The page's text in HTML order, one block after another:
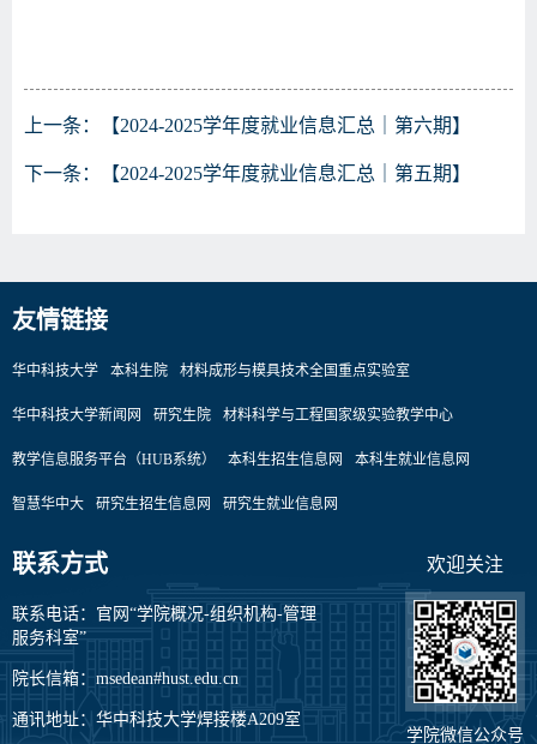
上一条： 【2024-2025学年度就业信息汇总｜第六期】
下一条： 【2024-2025学年度就业信息汇总｜第五期】
友情链接
华中科技大学 本科生院 材料成形与模具技术全国重点实验室
华中科技大学新闻网 研究生院 材料科学与工程国家级实验教学中心
教学信息服务平台（HUB系统） 本科生招生信息网 本科生就业信息网
智慧华中大 研究生招生信息网 研究生就业信息网
联系方式
联系电话：官网“学院概况-组织机构-管理
服务科室”
院长信箱：msedean#hust.edu.cn
通讯地址：华中科技大学焊接楼A209室
欢迎关注
学院微信公众号